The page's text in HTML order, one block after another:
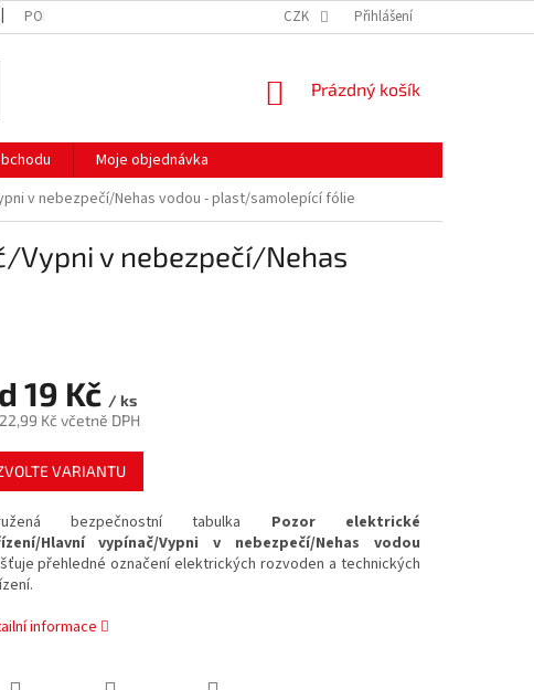
PODMÍNKY OCHRANY OSOBNÍCH ÚDAJŮ HODNOCENÍ OBCHODU
CZK Přihlášení
NÁKUPNÍ
Prázdný košík
Moje objednávka
v nebezpečí/Nehas vodou - plast/samolepící fólie
Vypni v nebezpečí/Nehas
19 Kč / ks
22,99 Kčvčetně DPH
VARIANTU
bezpečnostní tabulka Pozor elektrické
Hlavní vypínač/Vypni v nebezpečí/Nehas vodou
přehledné označení elektrických rozvoden a technických
informace